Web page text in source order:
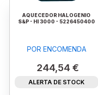
AQUECEDOR HALOGENIO
S&P - HI 3000 - 5226450400
POR ENCOMENDA
244,54 €
ALERTA DE STOCK